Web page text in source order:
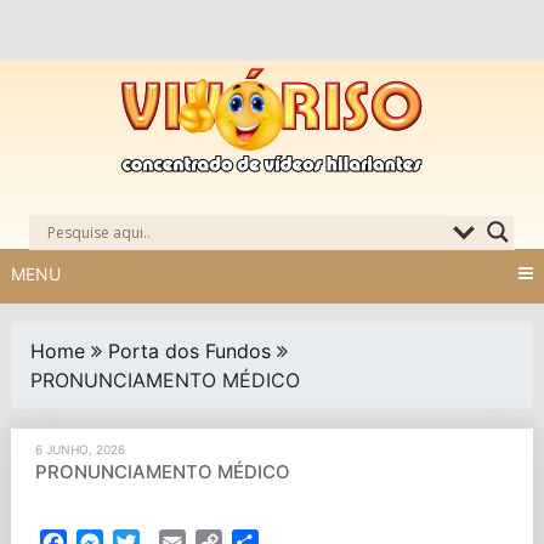
MENU
Home
Porta dos Fundos
PRONUNCIAMENTO MÉDICO
6 JUNHO, 2026
PRONUNCIAMENTO MÉDICO